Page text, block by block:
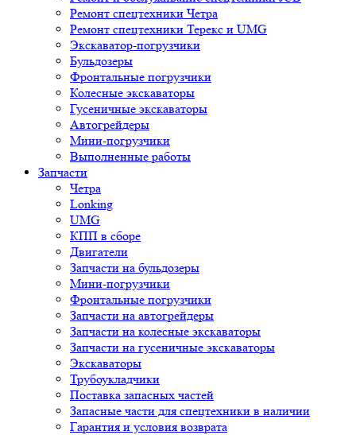
Ремонт спецтехники Четра
Ремонт спецтехники Терекс и UMG
Экскаватор-погрузчики
Бульдозеры
Фронтальные погрузчики
Колесные экскаваторы
Гусеничные экскаваторы
Автогрейдеры
Мини-погрузчики
Выполненные работы
Запчасти
Четра
Lonking
UMG
КПП в сборе
Двигатели
Запчасти на бульдозеры
Мини-погрузчики
Фронтальные погрузчики
Запчасти на автогрейдеры
Запчасти на колесные экскаваторы
Запчасти на гусеничные экскаваторы
Экскаваторы
Трубоукладчики
Поставка запасных частей
Запасные части для спецтехники в наличии
Гарантия и условия возврата